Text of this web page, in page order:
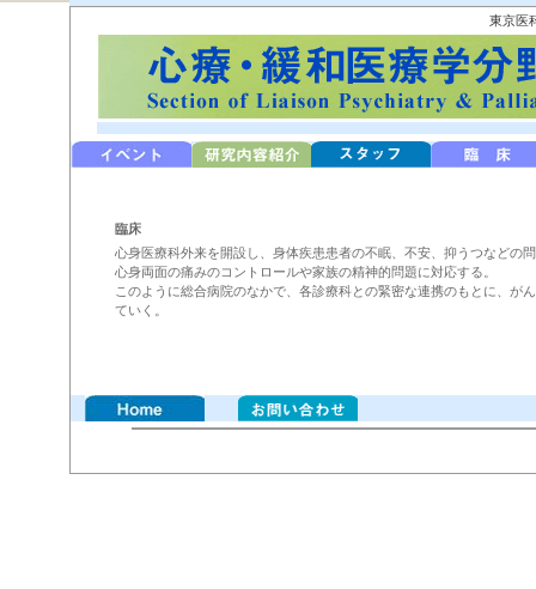
東京医
臨床
心身医療科外来を開設し、身体疾患患者の不眠、不安、抑うつなどの
心身両面の痛みのコントロールや家族の精神的問題に対応する。
このように総合病院のなかで、各診療科との緊密な連携のもとに、が
ていく。